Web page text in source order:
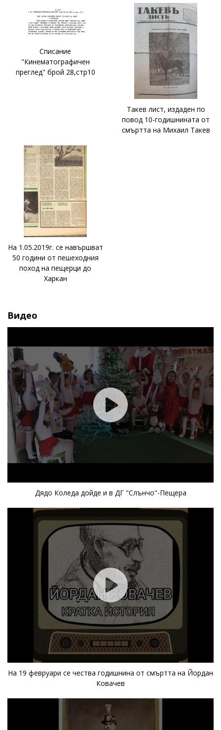
Списание
"Кинематографичен
преглед" брой 28,стр10
Такев лист, издаден по
повод 10-годишнината от
смъртта на Михаил Такев
На 1.05.2019г. се навършват
50 години от пешеходния
поход на пещерци до
Харкан
Видео
Дядо Коледа дойде и в ДГ "Слънчо"-Пещера
На 19 февруари се чества годишнина от смъртта на Йордан
Ковачев